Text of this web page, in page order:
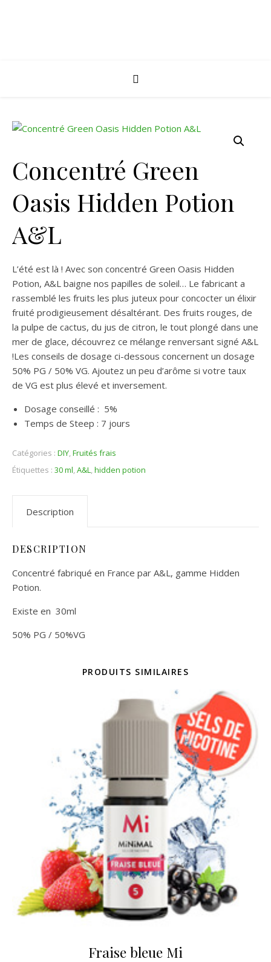
Concentré Green
Oasis Hidden Potion
A&L
L’été est là ! Avec son concentré Green Oasis Hidden
Potion, A&L baigne nos papilles de soleil… Le fabricant a
rassemblé les fruits les plus juteux pour concocter un élixir
fruité prodigieusement désaltérant. Des fruits rouges, de
la pulpe de cactus, du jus de citron, le tout plongé dans une
mer de glace, découvrez ce mélange renversant signé A&L
!Les conseils de dosage ci-dessous concernent un dosage
50% PG / 50% VG. Ajoutez un peu d’arôme si votre taux
de VG est plus élevé et inversement.
Dosage conseillé : 5%
Temps de Steep : 7 jours
Catégories : DIY,Fruités frais
Étiquettes : 30 ml,A&L,hidden potion
Description
DESCRIPTION
Concentré fabriqué en France par A&L, gamme Hidden
Potion.
Existe en 30ml
50% PG / 50%VG
PRODUITS SIMILAIRES
Fraise bleue Mi